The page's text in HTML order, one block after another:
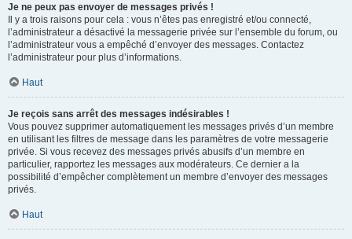
Je ne peux pas envoyer de messages privés !
Il y a trois raisons pour cela : vous n’êtes pas enregistré et/ou connecté,
l’administrateur a désactivé la messagerie privée sur l’ensemble du forum, ou
l’administrateur vous a empêché d’envoyer des messages. Contactez
l’administrateur pour plus d’informations.
Haut
Je reçois sans arrêt des messages indésirables !
Vous pouvez supprimer automatiquement les messages privés d’un membre
en utilisant les filtres de message dans les paramètres de votre messagerie
privée. Si vous recevez des messages privés abusifs d’un membre en
particulier, rapportez les messages aux modérateurs. Ce dernier a la
possibilité d’empêcher complètement un membre d’envoyer des messages
privés.
Haut